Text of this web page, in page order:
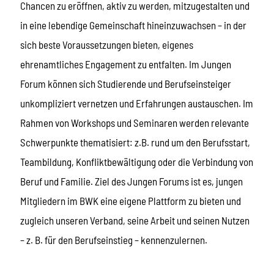
Chancen zu eröffnen, aktiv zu werden, mitzugestalten und
in eine lebendige Gemeinschaft hineinzuwachsen – in der
sich beste Voraussetzungen bieten, eigenes
ehrenamtliches Engagement zu entfalten. Im Jungen
Forum können sich Studierende und Berufseinsteiger
unkompliziert vernetzen und Erfahrungen austauschen. Im
Rahmen von Workshops und Seminaren werden relevante
Schwerpunkte thematisiert: z.B. rund um den Berufsstart,
Teambildung, Konfliktbewältigung oder die Verbindung von
Beruf und Familie. Ziel des Jungen Forums ist es, jungen
Mitgliedern im BWK eine eigene Plattform zu bieten und
zugleich unseren Verband, seine Arbeit und seinen Nutzen
– z. B. für den Berufseinstieg – kennenzulernen.